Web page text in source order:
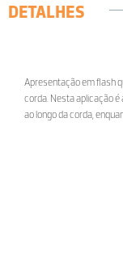
DETALHES
Apresentação em flash
corda. Nesta aplicação
ao longo da corda,